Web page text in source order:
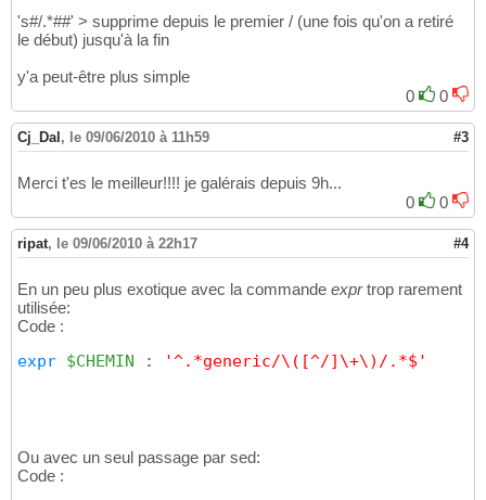
's#/.*##' > supprime depuis le premier / (une fois qu'on a retiré
le début) jusqu'à la fin
y'a peut-être plus simple
0
0
Cj_Dal , le 09/06/2010 à 11h59 #3
Merci t'es le meilleur!!!! je galérais depuis 9h...
0
0
ripat, le 09/06/2010 à 22h17 #4
En un peu plus exotique avec la commande exprtrop rarement
utilisée:
Code :
expr $CHEMIN : '^.*generic/\([^/]\+\)/.*$'
Ou avec un seul passage par sed:
Code :